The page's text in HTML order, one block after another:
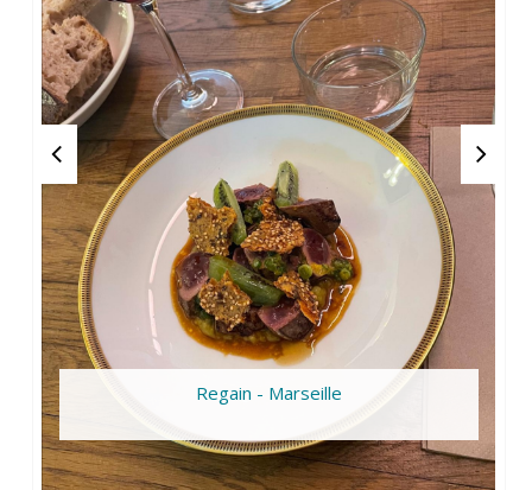
Regain - Marseille